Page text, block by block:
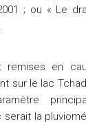
; ou « Le
remises en
sur le lac
serait la